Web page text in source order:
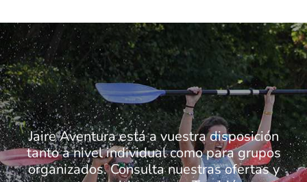
Jaire Aventura está a vuestra disposición
tanto a nivel individual como para grupos
organizados. Consulta nuestras ofertas y